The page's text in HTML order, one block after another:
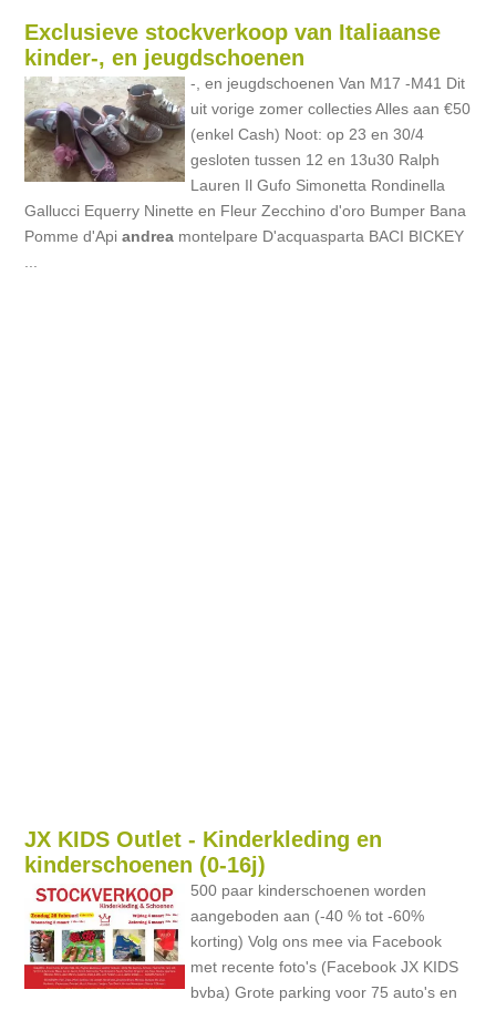
Exclusieve stockverkoop van Italiaanse
kinder-, en jeugdschoenen
-, en jeugdschoenen Van M17 -M41 Dit
uit vorige zomer collecties Alles aan €50
(enkel Cash) Noot: op 23 en 30/4
gesloten tussen 12 en 13u30 Ralph
Lauren Il Gufo Simonetta Rondinella
Gallucci Equerry Ninette en Fleur Zecchino d'oro Bumper Bana
Pomme d'Apiandrea montelpare D'acquasparta BACI BICKEY
JX KIDS Outlet - Kinderkleding en
kinderschoenen (0-16j)
500 paar kinderschoenen worden
aangeboden aan (-40 % tot -60%
korting) Volg ons mee via Facebook
met recente foto's (Facebook JX KIDS
bvba) Grote parking voor 75 auto's en